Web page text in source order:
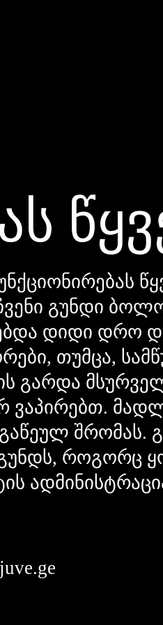
გუნდი
დიდი დრო
თუმცა,
გარდა
ვაპირებთ.
შრომას.
გუნდს, როგორც